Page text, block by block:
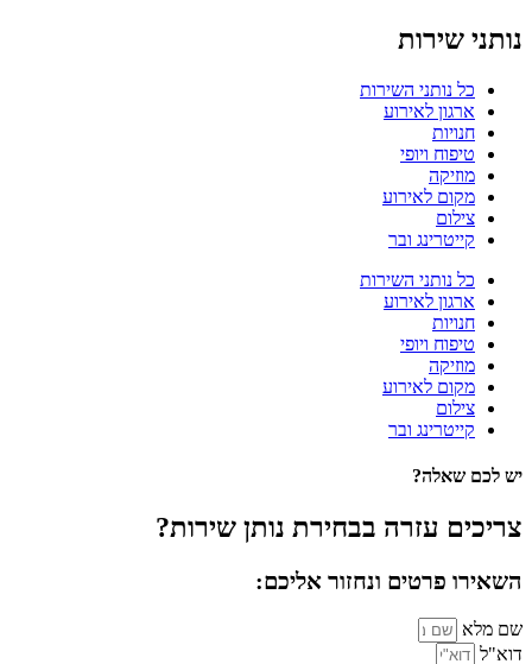
נותני שירות
כל נותני השירות
ארגון לאירוע
חנויות
טיפוח ויופי
מוזיקה
מקום לאירוע
צילום
קייטרינג ובר
כל נותני השירות
ארגון לאירוע
חנויות
טיפוח ויופי
מוזיקה
מקום לאירוע
צילום
קייטרינג ובר
יש לכם שאלה?
צריכים עזרה בבחירת נותן שירות?
השאירו פרטים ונחזור אליכם:
שם מלא
דוא"ל